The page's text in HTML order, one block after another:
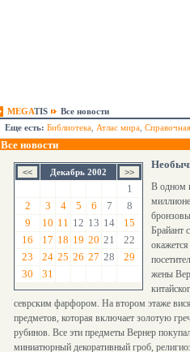
MEGATIS
Все новости
Еще есть: Библиотека Атлас мира
Все новости
Декабрь 2002
1
2
3 4 5 6 7
8
9
10 11 12 13 14
15
16
17 18 19 20 21
22
23
24 25 26 27 28
29
30
31
В одном
Брайант
жены
севрским фарфором. На втором этаже
предметов, которая включает золотую
рубинов. Все эти предметы Вернер
миниатюрный декоративный гроб,